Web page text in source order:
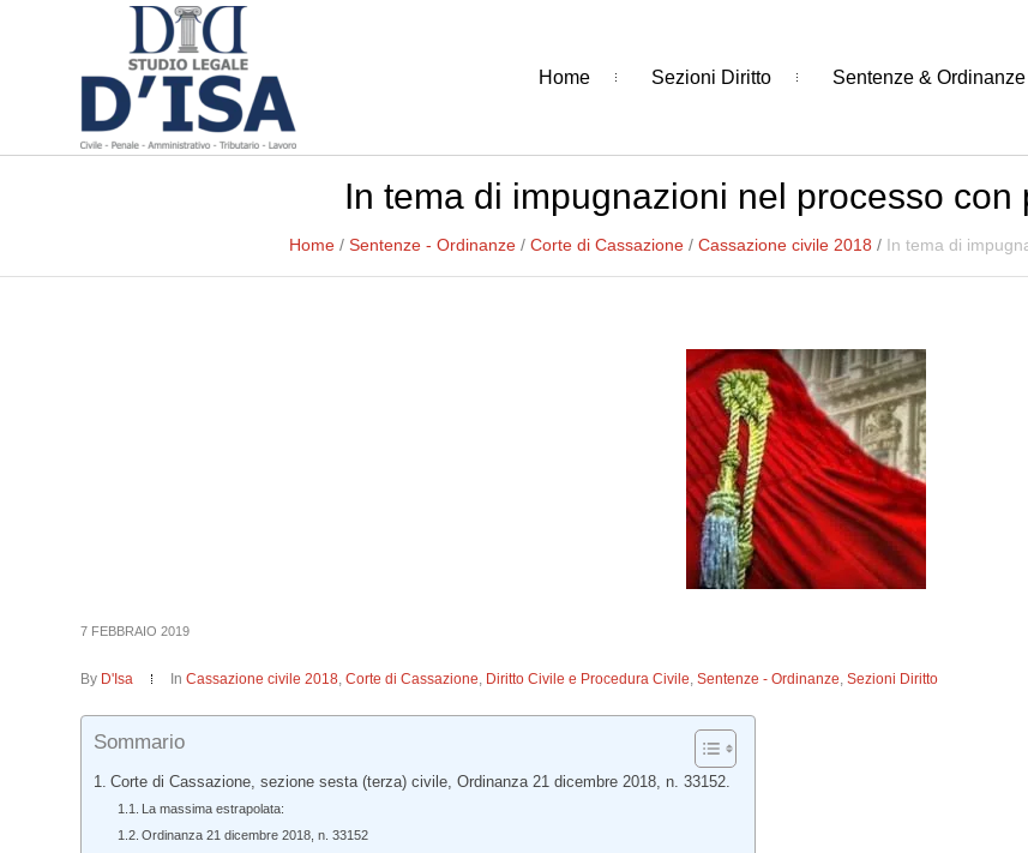
Home Sezioni Diritto Sentenze & Ordinanze
In tema di impugnazioni nel processo con
Home / Sentenze - Ordinanze / Corte di Cassazione / Cassazione civile 2018 / In tema di
7 FEBBRAIO 2019
By D'Isa InCassazione civile 2018,Corte di Cassazione, Diritto Civile e Procedura Civile,Sentenze - Ordinanze,Sezioni Diritto
Sommario
Corte di Cassazione, sezione sesta (terza) civile, Ordinanza 21 dicembre 2018, n. 33152.
La massima estrapolata:
Ordinanza 21 dicembre 2018, n. 33152